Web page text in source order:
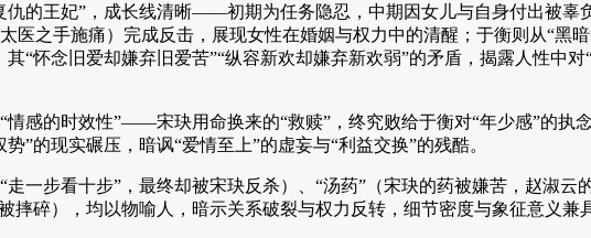
仇的王妃”，成长线清晰——初期为任务隐忍，中期因女儿与自身付出被辜
医之手施痛）完成反击，展现女性在婚姻与权力中的清醒；于衡则从“黑暗
“怀念旧爱却嫌弃旧爱苦”“纵容新欢却嫌弃新欢弱”的矛盾，揭露人性中对
情感的时效性”——宋玦用命换来的“救赎”，终究败给于衡对“年少感”的执念
”的现实碾压，暗讽“爱情至上”的虚妄与“利益交换”的残酷。
一步看十步”，最终却被宋玦反杀）、“汤药”（宋玦的药被嫌苦，赵淑云
摔碎），均以物喻人，暗示关系破裂与权力反转，细节密度与象征意义兼